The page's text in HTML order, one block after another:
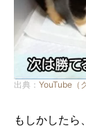
出典： YouTube（
もしかしたら